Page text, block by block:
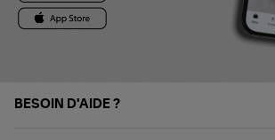
BESOIN D'AIDE ?